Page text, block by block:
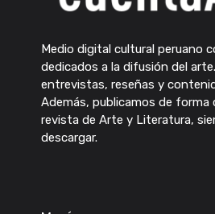
Medio digital cultural peruano
dedicados a la difusión del
entrevistas, reseñas y
Además, publicamos de
revista de Arte y Literatura,
descargar.